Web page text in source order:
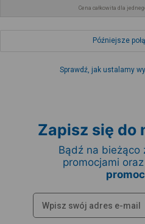
Cena całkowita dla
Późniejsze
Sprawdź, jak ustalamy
Zapisz się do
Bądź na bieżąco
promocjami